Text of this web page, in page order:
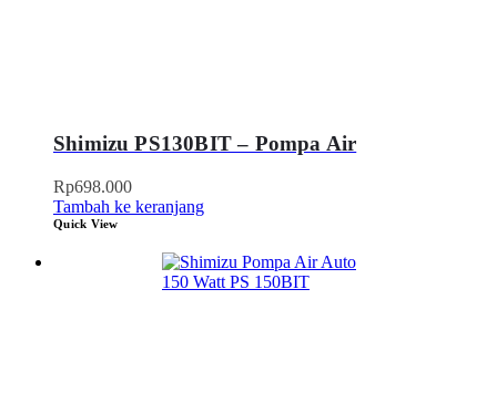
Shimizu PS130BIT – Pompa Air
Rp698.000
Tambah ke keranjang
Quick View